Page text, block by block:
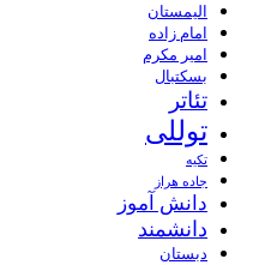
الیمستان
امام زاده
امیر مکرم
بسکتبال
تئاتر
توللی
تکیه
جاده هراز
دانش آموز
دانشمند
دبستان